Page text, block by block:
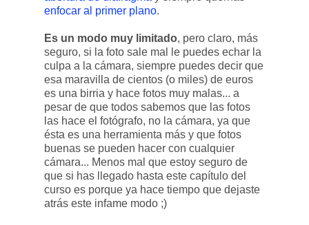
enfocar al primer plano.
Es un modo muy limitado, pero claro, más
seguro, si la foto sale mal le puedes echar la
culpa a la cámara, siempre puedes decir que
esa maravilla de cientos (o miles) de euros
es una birria y hace fotos muy malas... a
pesar de que todos sabemos que las fotos
las hace el fotógrafo, no la cámara, ya que
ésta es una herramienta más y que fotos
buenas se pueden hacer con cualquier
cámara... Menos mal que estoy seguro de
que si has llegado hasta este capítulo del
curso es porque ya hace tiempo que dejaste
atrás este infame modo ;)